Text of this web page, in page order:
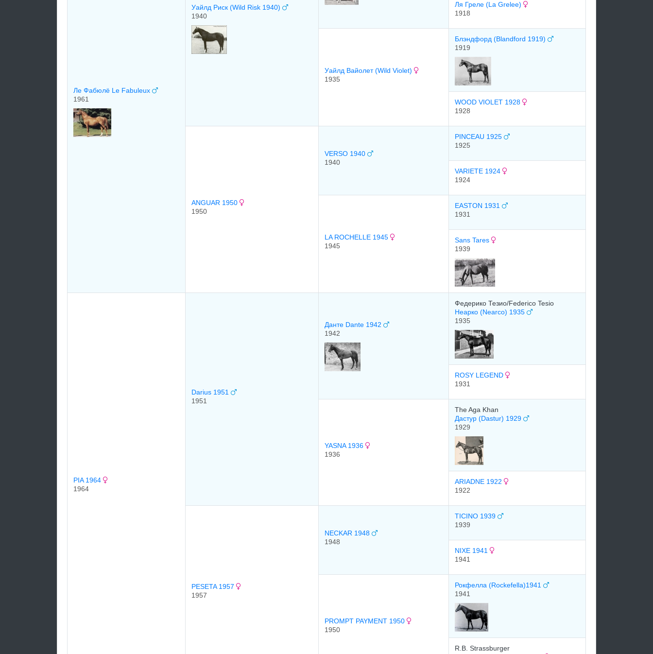
Ле Фабюлё Le Fabuleux
1961
Уайлд Риск (Wild Risk 1940)
1940
Ля Греле (La Grelee)
1918
Уайлд Вайолет (Wild Violet)
1935
Блэндфорд (Blandford 1919)
1919
WOOD VIOLET 1928
1928
ANGUAR 1950
1950
VERSO 1940
1940
PINCEAU 1925
1925
VARIETE 1924
1924
LA ROCHELLE 1945
1945
EASTON 1931
1931
Sans Tares
1939
PIA 1964
1964
Darius 1951
1951
Данте Dante 1942
1942
Федерико Тезио/Federico Tesio
Неарко (Nearco) 1935
1935
ROSY LEGEND
1931
YASNA 1936
1936
The Aga Khan
Дастур (Dastur) 1929
1929
ARIADNE 1922
1922
PESETA 1957
1957
NECKAR 1948
1948
TICINO 1939
1939
NIXE 1941
1941
PROMPT PAYMENT 1950
1950
Рокфелла (Rockefella)1941
1941
R.B. Strassburger